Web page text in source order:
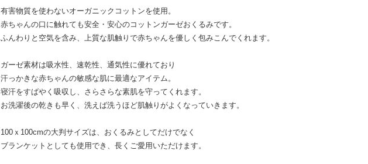
有害物質を使わないオーガニックコットンを使用。
赤ちゃんの口に触れても安全・安心のコットンガーゼおくるみです。
ふんわりと空気を含み、上質な肌触りで赤ちゃんを優しく包みこんでくれます。
ガーゼ素材は吸水性、速乾性、通気性に優れており
汗っかきな赤ちゃんの敏感な肌に最適なアイテム。
寝汗をすばやく吸収し、さらさらな素肌を守ってくれます。
お洗濯後の乾きも早く、洗えば洗うほど肌触りがよくなっていきます。
100ｘ100cmの大判サイズは、おくるみとしてだけでなく
ブランケットとしても使用でき、長くご愛用いただけます。